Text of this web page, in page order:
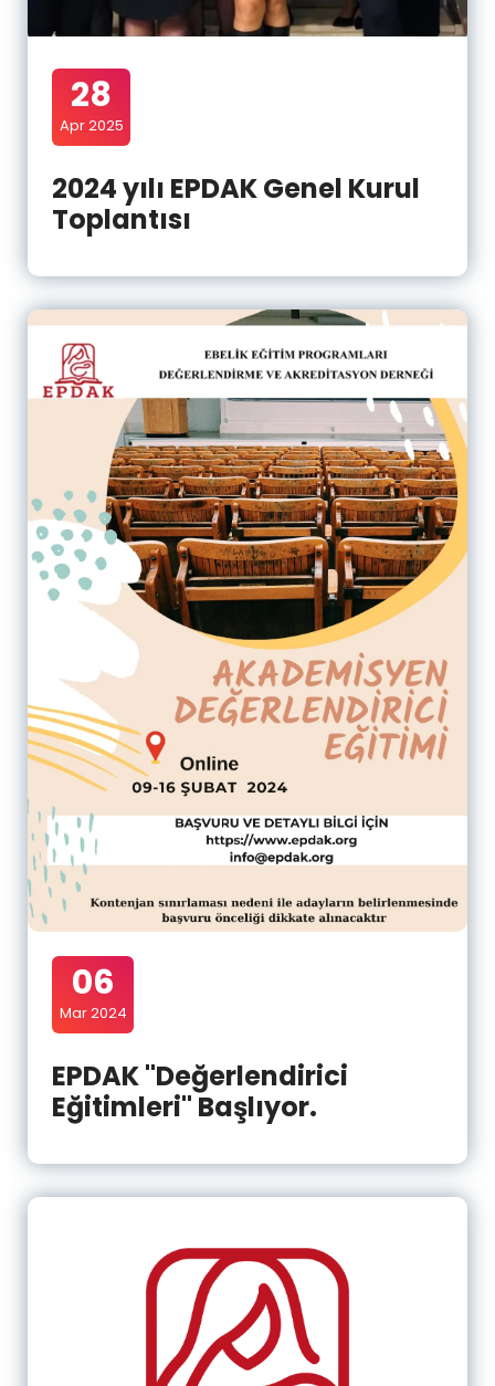
28
Apr 2025
2024 yılı EPDAK Genel Kurul
Toplantısı
06
Mar 2024
EPDAK "Değerlendirici
Eğitimleri" Başlıyor.